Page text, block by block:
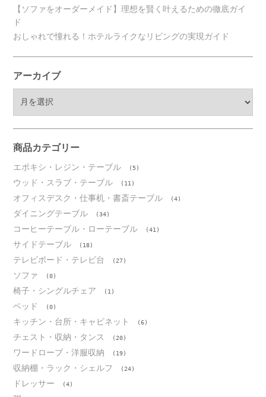
【ソファをオーダーメイド】理想を賢く叶えるための徹底ガイ
ド
おしゃれで憧れる！ホテルライクなリビングの実現ガイド
アーカイブ
ブ
商品カテゴリー
エポキシ・レジン・テーブル (5)
ウッド・スラブ・テーブル (11)
オフィスデスク・仕事机・書斎テーブル (4)
ダイニングテーブル (34)
コーヒーテーブル・ローテーブル (41)
サイドテーブル (18)
テレビボード・テレビ台 (27)
ソファ (0)
椅子・シングルチェア (1)
ベッド (0)
キッチン・台所・キャビネット (6)
チェスト・収納・タンス (20)
ワードローブ・洋服収納 (19)
収納棚・ラック・シェルフ (24)
ドレッサー (4)